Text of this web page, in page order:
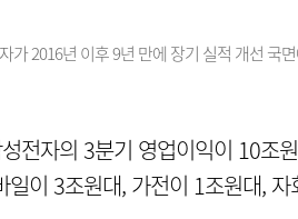
2016년 이후 9년 만에 장기 실적 개선 국
전자의 3분기 영업이익이 10조
일이 3조원대, 가전이 1조원대,